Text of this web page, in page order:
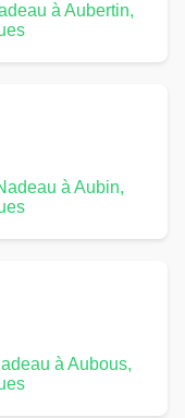
à Aubertin,
à Aubin,
à Aubous,